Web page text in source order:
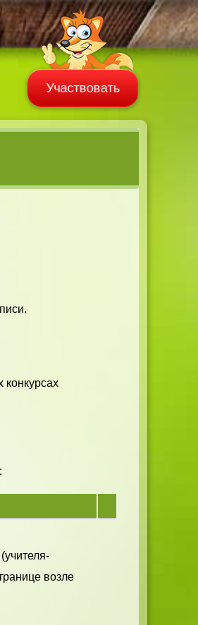
Участвовать
конкурсах
возле